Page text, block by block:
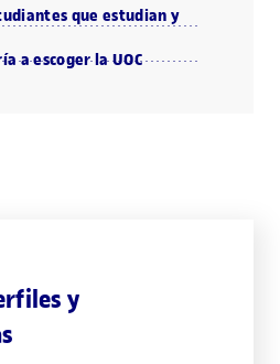
que estudian y
a escoger la UOC
y